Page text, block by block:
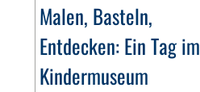
Malen, Basteln,
Entdecken: Ein Tag im
Kindermuseum